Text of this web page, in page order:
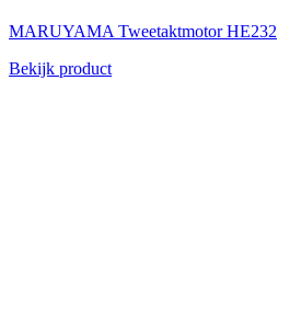
MARUYAMA TweetaktmotorHE232
Bekijk product